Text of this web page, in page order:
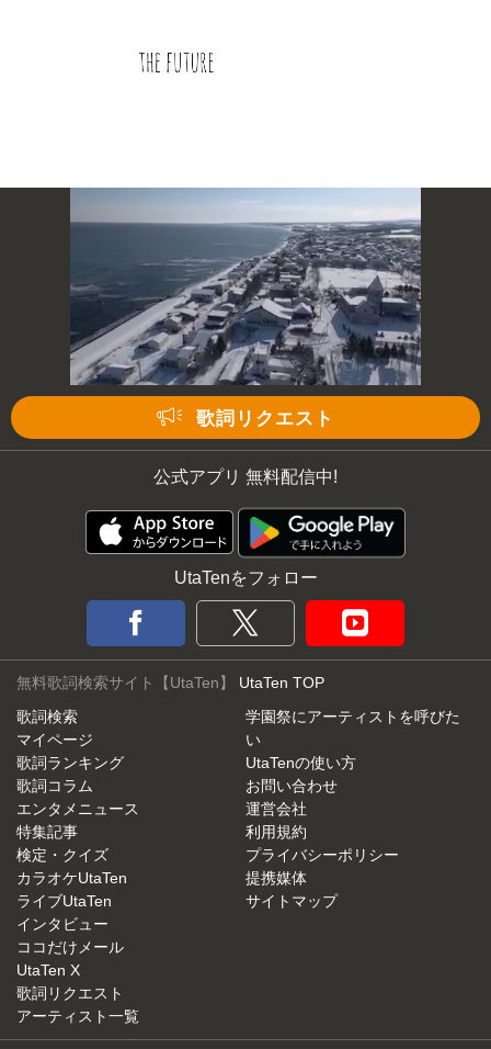
歌詞リクエスト
公式アプリ 無料配信中!
UtaTenをフォロー
無料歌詞検索サイト【UtaTen】 UtaTen TOP
歌詞検索
マイページ
歌詞ランキング
歌詞コラム
エンタメニュース
特集記事
検定・クイズ
カラオケUtaTen
ライブUtaTen
インタビュー
ココだけメール
UtaTen X
歌詞リクエスト
アーティスト一覧
学園祭にアーティストを呼びた
い
UtaTenの使い方
お問い合わせ
運営会社
利用規約
プライバシーポリシー
提携媒体
サイトマップ